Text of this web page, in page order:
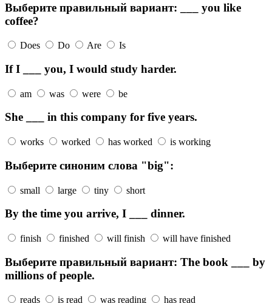
Выберите правильный вариант: ___ you like
coffee?
Does Do Are Is
If I ___ you, I would study harder.
am was were be
She ___ in this company for five years.
works worked has worked is working
Выберите синоним слова "big":
small large tiny short
By the time you arrive, I ___ dinner.
finish finished will finish will have finished
Выберите правильный вариант: The book ___ by
millions of people.
reads is read was reading has read